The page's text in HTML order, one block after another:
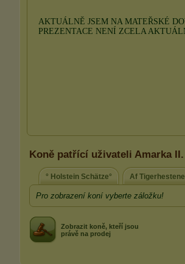
Koně patřící uživateli Amarka II.
° Holstein Schätze° Af Tigerhestene
Pro zobrazení koní vyberte záložku!
Zobrazit koně, kteří jsou
právě na prodej